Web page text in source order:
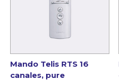
Mando Telis RTS 16
canales, pure